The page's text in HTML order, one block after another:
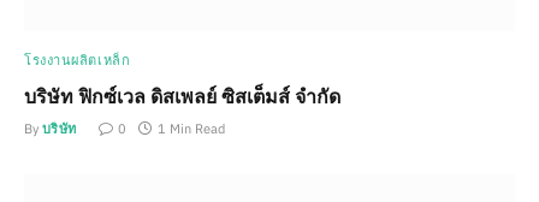
โรงงานผลิตเหล็ก
บริษัท ฟิกซ์เวล ดิสเพลย์ ซิสเต็มส์ จำกัด
By บริษัท 0 1 Min Read